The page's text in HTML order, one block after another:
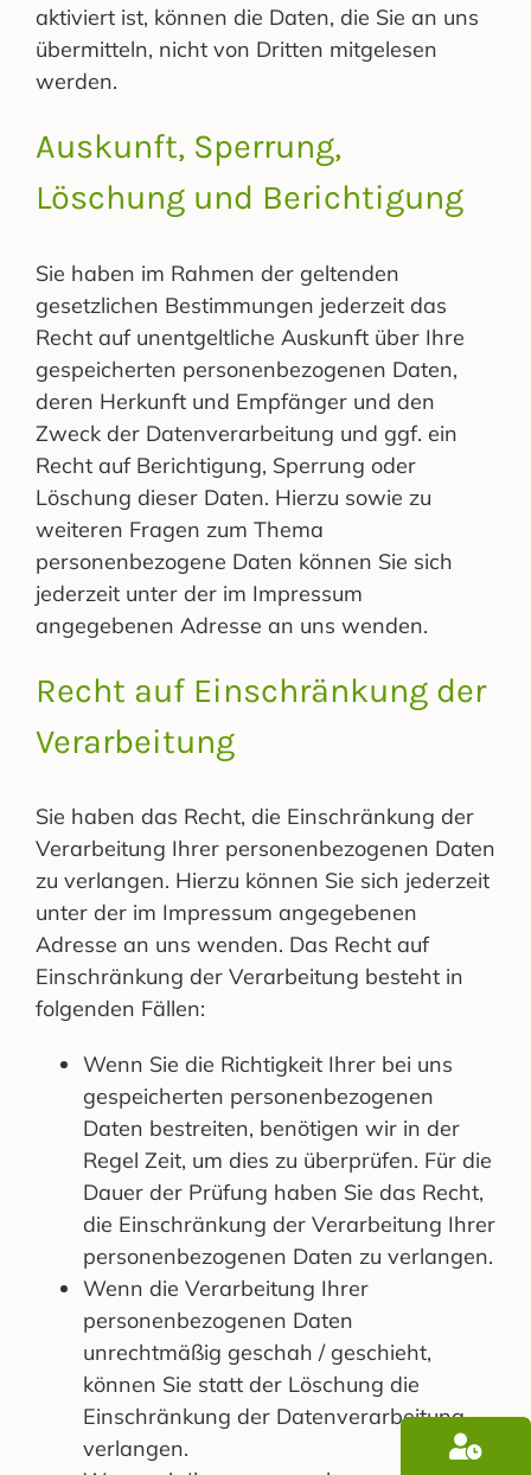
aktiviert ist, können die Daten, die Sie an uns
übermitteln, nicht von Dritten mitgelesen
werden.
Auskunft, Sperrung,
Löschung und Berichtigung
Sie haben im Rahmen der geltenden
gesetzlichen Bestimmungen jederzeit das
Recht auf unentgeltliche Auskunft über Ihre
gespeicherten personenbezogenen Daten,
deren Herkunft und Empfänger und den
Zweck der Datenverarbeitung und ggf. ein
Recht auf Berichtigung, Sperrung oder
Löschung dieser Daten. Hierzu sowie zu
weiteren Fragen zum Thema
personenbezogene Daten können Sie sich
jederzeit unter der im Impressum
angegebenen Adresse an uns wenden.
Recht auf Einschränkung der
Verarbeitung
Sie haben das Recht, die Einschränkung der
Verarbeitung Ihrer personenbezogenen Daten
zu verlangen. Hierzu können Sie sich jederzeit
unter der im Impressum angegebenen
Adresse an uns wenden. Das Recht auf
Einschränkung der Verarbeitung besteht in
folgenden Fällen:
Wenn Sie die Richtigkeit Ihrer bei uns
gespeicherten personenbezogenen
Daten bestreiten, benötigen wir in der
Regel Zeit, um dies zu überprüfen. Für die
Dauer der Prüfung haben Sie das Recht,
die Einschränkung der Verarbeitung Ihrer
personenbezogenen Daten zu verlangen.
Wenn die Verarbeitung Ihrer
personenbezogenen Daten
unrechtmäßig geschah / geschieht,
können Sie statt der Löschung die
Einschränkung der Datenverarbeitung
verlangen.